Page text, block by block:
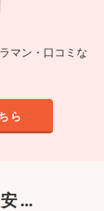
マン・口コミな
ら
…